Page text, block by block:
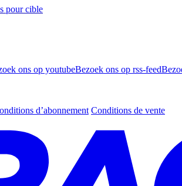
pour cible
ons op youtubeBezoek ons op rss-feed
d’abonnement Conditions de vente